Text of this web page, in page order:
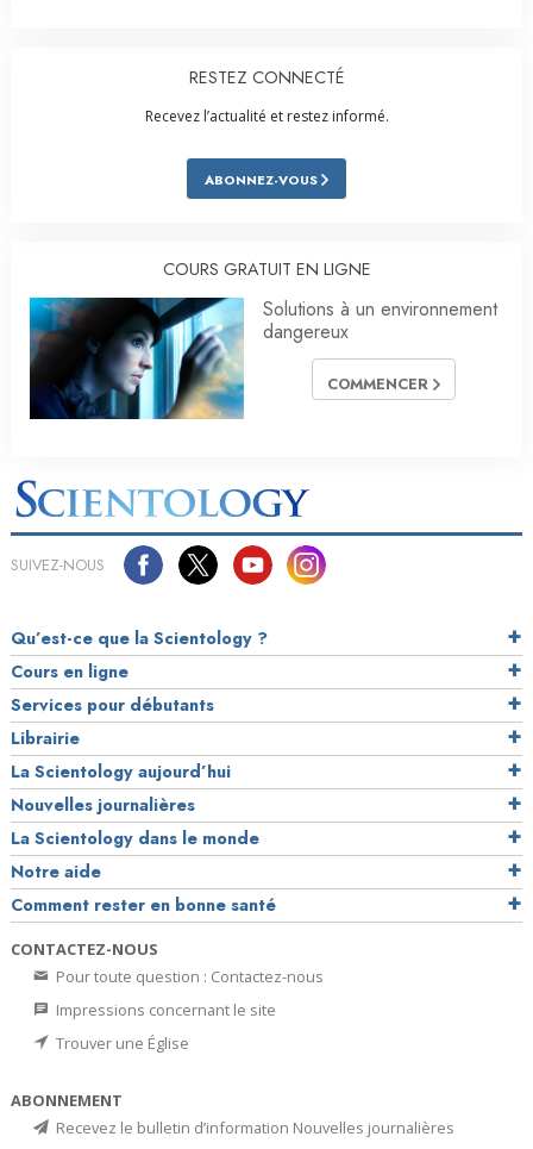
RESTEZ CONNECTÉ
Recevez l’actualité et restez informé.
ABONNEZ-VOUS
COURS GRATUIT EN LIGNE
Solutions à un environnement
dangereux
COMMENCER
SUIVEZ-NOUS
Qu’est-ce que la Scientology ?
Cours en ligne
Services pour débutants
Librairie
La Scientology aujourd’hui
Nouvelles journalières
La Scientology dans le monde
Notre aide
Comment rester en bonne santé
CONTACTEZ-NOUS
Pour toute question : Contactez-nous
Impressions concernant le site
Trouver une Église
ABONNEMENT
Recevez le bulletin d’information Nouvelles journalières